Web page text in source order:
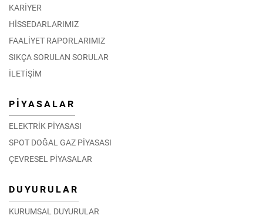
KARİYER
HİSSEDARLARIMIZ
FAALİYET RAPORLARIMIZ
SIKÇA SORULAN SORULAR
İLETİŞİM
PİYASALAR
ELEKTRİK PİYASASI
SPOT DOĞAL GAZ PİYASASI
ÇEVRESEL PİYASALAR
DUYURULAR
KURUMSAL DUYURULAR